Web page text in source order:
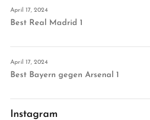
April 17, 2024
Best Real Madrid 1
April 17, 2024
Best Bayern gegen Arsenal 1
Instagram